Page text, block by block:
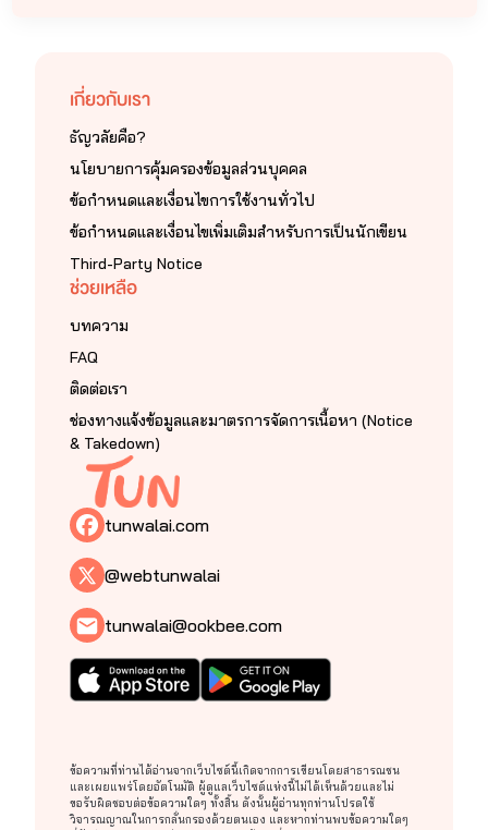
เกี่ยวกับเรา
ธัญวลัยคือ?
นโยบายการคุ้มครองข้อมูลส่วนบุคคล
ข้อกำหนดและเงื่อนไขการใช้งานทั่วไป
ข้อกำหนดและเงื่อนไขเพิ่มเติมสำหรับการเป็นนักเขียน
Third-Party Notice
ช่วยเหลือ
บทความ
FAQ
ติดต่อเรา
ช่องทางแจ้งข้อมูลและมาตรการจัดการเนื้อหา (Notice
& Takedown)
tunwalai.com
@webtunwalai
tunwalai@ookbee.com
ข้อความที่ท่านได้อ่านจากเว็บไซต์นี้เกิดจากการเขียนโดยสาธารณชน
และเผยแพร่โดยอัตโนมัติ ผู้ดูแลเว็บไซต์แห่งนี้ไม่ได้เห็นด้วยและไม่
ขอรับผิดชอบต่อข้อความใดๆ ทั้งสิ้น ดังนั้นผู้อ่านทุกท่านโปรดใช้
วิจารณญาณในการกลั่นกรองด้วยตนเอง และหากท่านพบข้อความใดๆ